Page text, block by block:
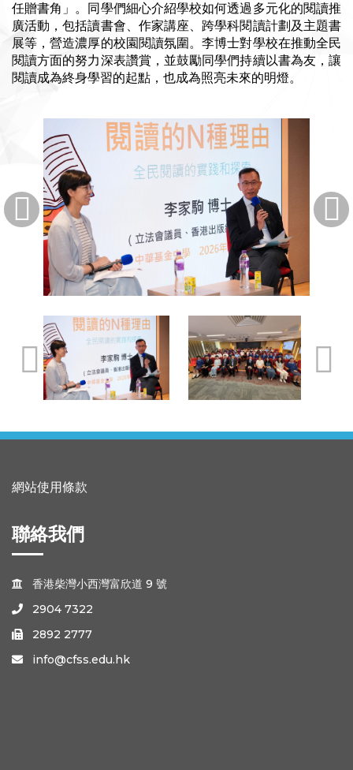
任贈書角」。同學們細心介紹學校如何透過多元化的閱讀推
廣活動，包括讀書會、作家講座、跨學科閱讀計劃及主題書
展等，營造濃厚的校園閱讀氛圍。李博士對學校在推動全民
閱讀方面的努力深表讚賞，並鼓勵同學們持續以書為友，讓
閱讀成為終身學習的起點，也成為照亮未來的明燈。
網站使用條款
聯絡我們
 香港柴灣小西灣富欣道 9 號
 2904 7322
 2892 2777
 info@cfss.edu.hk